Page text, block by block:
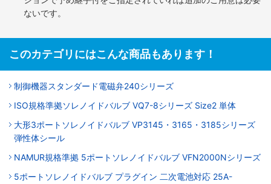
ないです。
このカテゴリにはこんな商品もあります！
制御機器スタンダード電磁弁240シリーズ
ISO規格準拠ソレノイドバルブ VQ7-8シリーズ Size2 単体
大形3ポートソレノイドバルブ VP3145・3165・3185シリーズ
弾性体シール
NAMUR規格準拠 5ポートソレノイドバルブ VFN2000Nシリーズ
5ポートソレノイドバルブ プラグイン 二次電池対応 25A-